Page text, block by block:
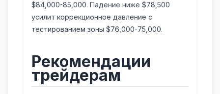
$84,000-85,000. Падение ниже $78,500
усилит коррекционное давление с
тестированием зоны $76,000-75,000.
Рекомендации
трейдерам